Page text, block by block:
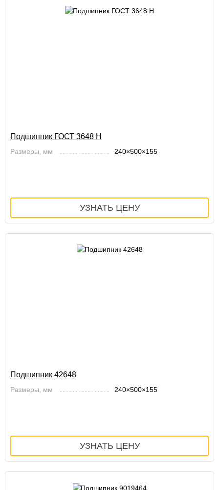
Подшипник ГОСТ 3648 Н
Размеры, мм 240×500×155
Подшипник 42648
Размеры, мм 240×500×155